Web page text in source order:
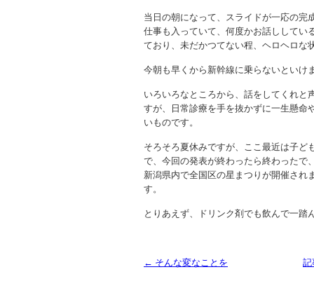
当日の朝になって、スライドが一応の完
仕事も入っていて、何度かお話ししてい
ており、未だかつてない程、ヘロヘロな
今朝も早くから新幹線に乗らないといけ
いろいろなところから、話をしてくれと
すが、日常診療を手を抜かずに一生懸命
いものです。
そろそろ夏休みですが、ここ最近は子ど
で、今回の発表が終わったら終わったで
新潟県内で全国区の星まつりが開催され
す。
とりあえず、ドリンク剤でも飲んで一踏
← そんな変なことを 記